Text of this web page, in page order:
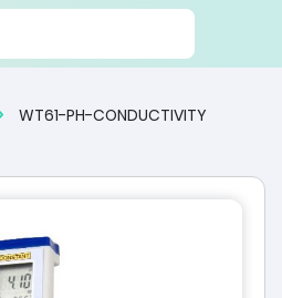
WT61-PH-CONDUCTIVITY